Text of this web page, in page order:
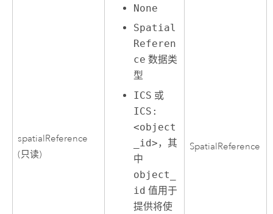
spatialReference
(只读)
None
Spatial
Referen
ce 数据类
型
ICS 或
ICS:
<object
_id>，其
中
object_
id 值用于
提供将使
SpatialReference